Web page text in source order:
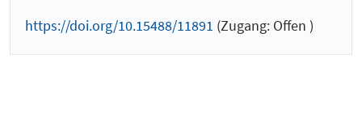
https://doi.org/10.15488/11891 (Zugang: Offen )